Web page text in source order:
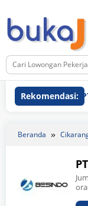
ke
konten
Rekomendasi:
PT
Beranda